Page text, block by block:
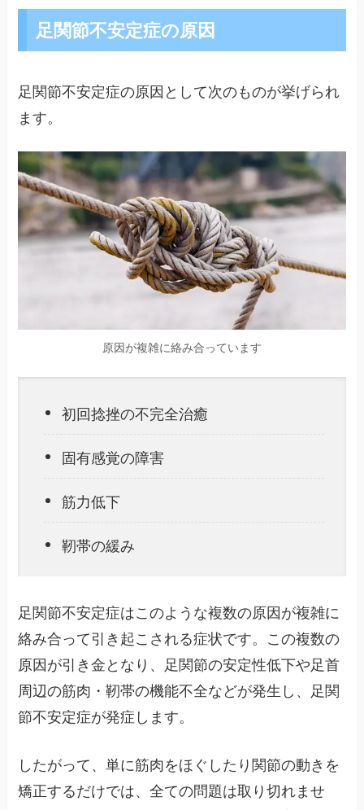
足関節不安定症の原因
足関節不安定症の原因として次のものが挙げられ
ます。
原因が複雑に絡み合っています
初回捻挫の不完全治癒
固有感覚の障害
筋力低下
靭帯の緩み
足関節不安定症はこのような複数の原因が複雑に
絡み合って引き起こされる症状です。この複数の
原因が引き金となり、足関節の安定性低下や足首
周辺の筋肉・靭帯の機能不全などが発生し、足関
節不安定症が発症します。
したがって、単に筋肉をほぐしたり関節の動きを
矯正するだけでは、全ての問題は取り切れませ